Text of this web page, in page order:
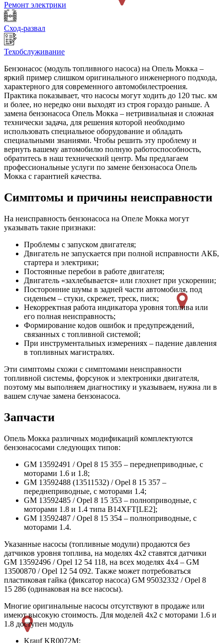
Ремонт электрики
Сход-развал
Техобслуживание
Бензонасос (модуль топливного насоса) на Опель Мокка –
яркий пример слишком оригинального инженерного подхода,
характерного для современного автомобилестроения.
Практика показывает, что насосы могут ходить до 120 тыс. км
и более, но нередко они выходят из строя гораздо раньше. А
замена бензонасоса Опель Мокка – нетривиальная и сложная
технически задача, для решения которой необходимо
использовать специальное оборудование и обладать
специальными знаниями. Чтобы решить эту проблему и
вернуть вашему автомобилю полную работоспособность,
обратитесь в наш технический центр. Мы предлагаем
профессиональные услуги по замене бензонасоса Опель
Мокка с гарантией качества.
Симптомы и причины неисправности
На неисправность бензонасоса на Опеле Мокка могут
указывать такие признаки:
Проблемы с запуском двигателя;
Двигатель не запускается при полной исправности АКБ,
стартера и электрики;
Постоянные перебои в работе двигателя;
Двигатель «захлебывается» или глохнет при ускорении;
Посторонние шумы в задней части автомобиля, под
сиденьем – стуки, скрежет, треск, писк;
Некорректная работа индикатора уровня топлива или
его полная неисправность;
Формирование кодов ошибок и предупреждений,
связанных с топливной системой;
При инструментальных измерениях – падение давления
в топливных магистралях.
Эти симптомы схожи с симптомами неисправности
топливной системы, форсунок и электроники двигателя,
поэтому мы выполняем диагностику и указываем, нужна ли в
вашем случае замена бензонасоса.
Запчасти
Опель Мокка различных модификаций комплектуются
бензонасосами следующих типов:
GM 13592491 / Opel 8 15 355 – переднеприводные, с
моторами 1.6 и 1.8;
GM 13592488 (13511532) / Opel 8 15 357 –
переднеприводные, с моторами 1.4;
GM 13592485 / Opel 8 15 353 – полноприводные, с
моторами 1.8 и 1.4 типа B14XFT[LE2];
GM 13592487 / Opel 8 15 354 – полноприводные, с
моторами 1.4.
Указанные насосы (топливные модули) продаются без
датчиков уровня топлива, на моделях 4х2 ставятся датчики
GM 13592496 / Opel 12 54 118, на всех моделях 4х4 – GM
13500870 / Opel 12 54 092. Также может потребоваться
пластиковая гайка (фиксатор насоса) GM 95032332 / Opel 8
15 286 (одинаковая на все насосы).
Многие оригинальные насосы отсутствуют в продаже или
имеют высокую стоимость. Для моделей 4х2 с моторами 1.6 и
1.8 доступен модуль
Krauf KR0072M;